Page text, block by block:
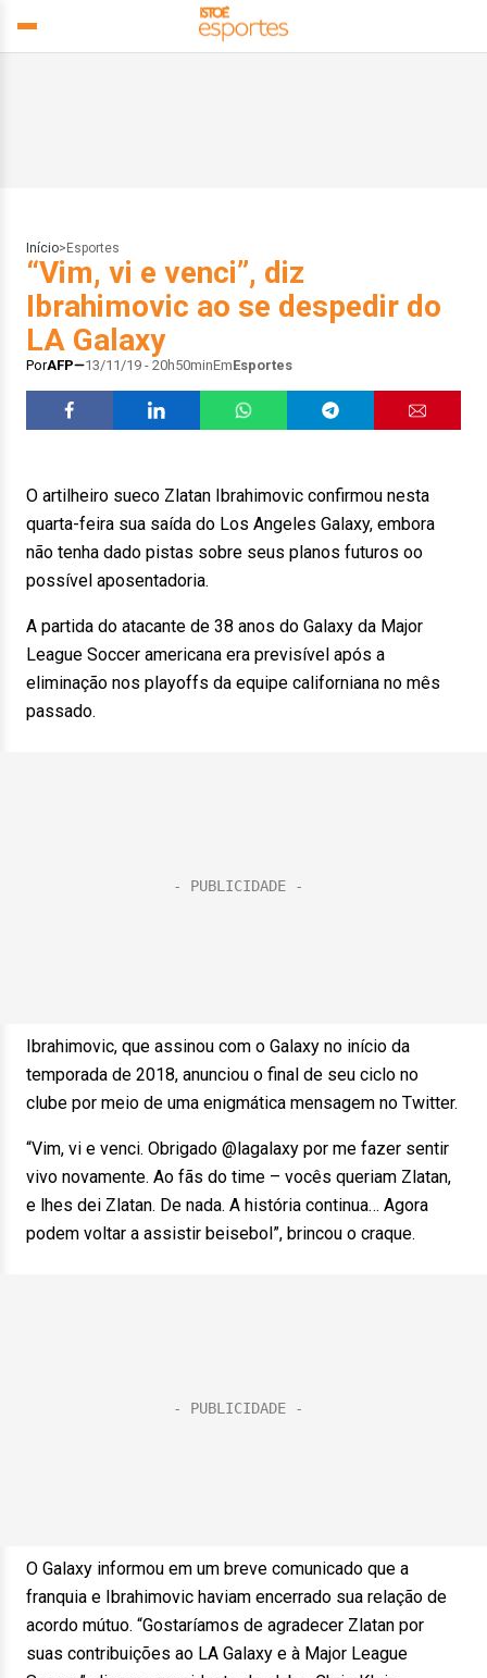
Início> Esportes
“Vim, vi e venci”, diz
Ibrahimovic ao se despedir do
LA Galaxy
PorAFP 13/11/19 - 20h50minEmEsportes
O artilheiro sueco Zlatan Ibrahimovic confirmou nesta
quarta-feira sua saída do Los Angeles Galaxy, embora
não tenha dado pistas sobre seus planos futuros oo
possível aposentadoria.
A partida do atacante de 38 anos do Galaxy da Major
League Soccer americana era previsível após a
eliminação nos playoffs da equipe californiana no mês
passado.
Ibrahimovic, que assinou com o Galaxy no início da
temporada de 2018, anunciou o final de seu ciclo no
clube por meio de uma enigmática mensagem no Twitter.
“Vim, vi e venci. Obrigado @lagalaxy por me fazer sentir
vivo novamente. Ao fãs do time – vocês queriam Zlatan,
e lhes dei Zlatan. De nada. A história continua… Agora
podem voltar a assistir beisebol”, brincou o craque.
O Galaxy informou em um breve comunicado que a
franquia e Ibrahimovic haviam encerrado sua relação de
acordo mútuo. “Gostaríamos de agradecer Zlatan por
suas contribuições ao LA Galaxy e à Major League